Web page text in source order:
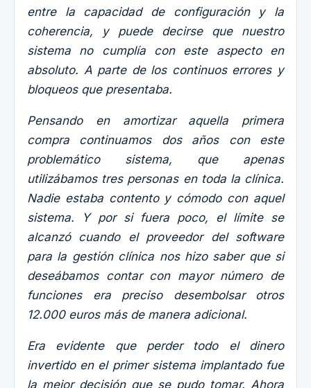
entre la capacidad de configuración y la
coherencia, y puede decirse que nuestro
sistema no cumplía con este aspecto en
absoluto. A parte de los continuos errores y
bloqueos que presentaba.
Pensando en amortizar aquella primera
compra continuamos dos años con este
problemático sistema, que apenas
utilizábamos tres personas en toda la clínica.
Nadie estaba contento y cómodo con aquel
sistema. Y por si fuera poco, el límite se
alcanzó cuando el proveedor del software
para la gestión clínica nos hizo saber que si
deseábamos contar con mayor número de
funciones era preciso desembolsar otros
12.000 euros más de manera adicional.
Era evidente que perder todo el dinero
invertido en el primer sistema implantado fue
la mejor decisión que se pudo tomar. Ahora